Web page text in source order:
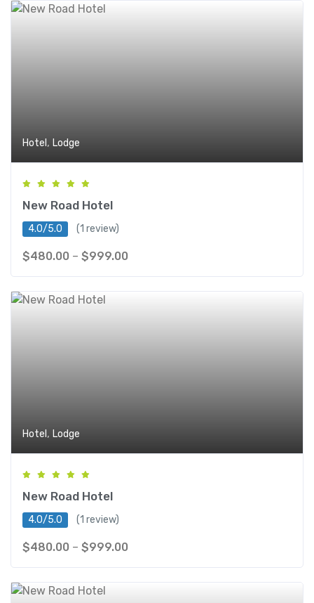
Hotel , Lodge
New Road Hotel
4.0/5.0 (1 review)
$480.00 – $999.00
Hotel , Lodge
New Road Hotel
4.0/5.0 (1 review)
$480.00 – $999.00